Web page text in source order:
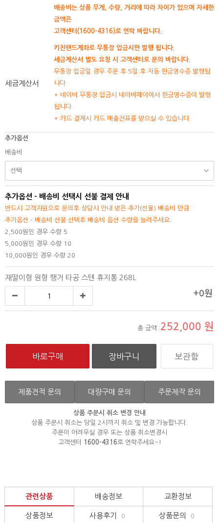
배송비는 상품 무게, 수량, 거리에 따라 차이가 있으며 자세한
금액은
고객센터(1600-4316)로 연락 바랍니다.
세금계산서
키친랜드계좌로 무통장 입금시만 발행 됩니다.
세금계산서 별도 요청 시 고객센터로 문의 바랍니다.
무통장 입금일 경우 주문 후 5일 후 자동 현금영수증 발행됩
니다.
* 네이버 무통장 입금시 네이버페이에서 현금영수증이 발행
됩니다.
* 카드 결제시 카드 매출전표를 받으실 수 있습니다.
추가옵션
배송비
추가옵션 - 배송비 선택시 선불 결제 안내
반드시 고객지원으로 문의후 상담시 안내 받은 추가(선불) 배송비 만큼
추가옵션 - 배송비 선불 선택후 배송비 옵션 수량을 늘려주세요.
2,500원인 경우 수량 5
5,000원인 경우 수량 10
10,000원인 경우 수량 20
재떨이형 원형 행거 타공 스텐 휴지통 268L
+0원
총 금액 :252,000 원
보관함
제품견적 문의 대량구매 문의 주문제작 문의
상품 주문시 취소 변경 안내
상품 주문시 취소는 당일 2시까지 취소 및 변경 가능합니다.
주문이 어려우실 경우 또는 상품 취소변경시
고객센터
1600-4316로 연락주세요~!
관련상품 배송정보 교환정보
상품정보 사용후기 0 상품문의 0